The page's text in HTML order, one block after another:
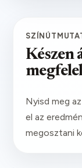
Készen
Nyisd meg
el az
megosztani